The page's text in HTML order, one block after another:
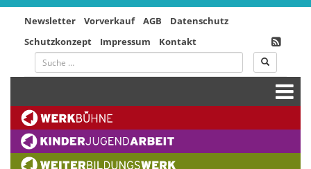
Newsletter Vorverkauf AGB
Datenschutz
Schutzkonzept
Impressum Kontakt